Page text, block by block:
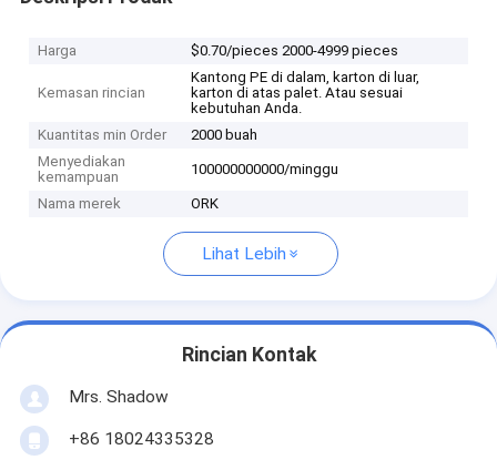
Harga $0.70/pieces 2000-4999 pieces
Kemasan rincian
Kantong PE di dalam, karton di luar,
karton di atas palet. Atau sesuai
kebutuhan Anda.
Kuantitas min Order
2000 buah
Menyediakan
kemampuan
100000000000/minggu
Nama merek ORK
Lihat Lebih
Rincian Kontak
Mrs. Shadow
+86 18024335328